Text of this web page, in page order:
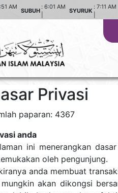
AM
SUBUH
: 6:01 AM
SYURUK
: 7:11 AM
Privasi
paparan: 4367
anda
ini menerangkan
oleh pengunjung.
anda membuat
akan dikongsi